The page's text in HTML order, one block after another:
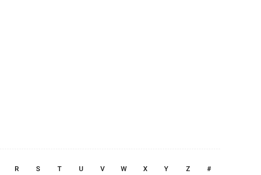
R S T U V W X Y Z #